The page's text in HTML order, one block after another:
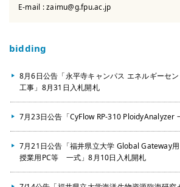
E-mail :zaimu@g.fpu.ac.jp
bidding
8月6日公告「永平寺キャンパス エネルギーセ
工事」8月31日入札開札
7月23日公告「CyFlow RP-310 PloidyAnalyzer
7月21日公告「福井県立大学 Global Gateway
授業用PC等 一式」8月10日入札開札